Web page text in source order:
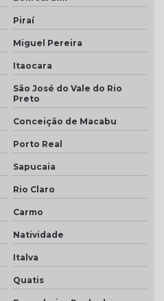
Piraí
Miguel Pereira
Itaocara
São José do Vale do Rio
Preto
Conceição de Macabu
Porto Real
Sapucaia
Rio Claro
Carmo
Natividade
Italva
Quatis